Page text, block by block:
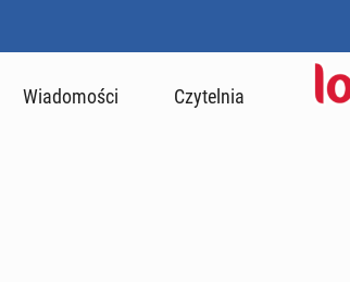
Wiadomości Czytelnia